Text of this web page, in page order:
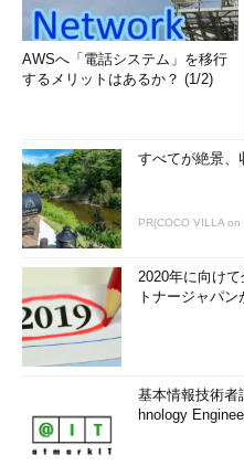
AWSへ「電話システム」を移行
するメリットはあるか？ (1/2)
すべてが絶景、
PR(COCO VILLA on
2020年に向け
トナージャパ
基本情報技術者
hnology